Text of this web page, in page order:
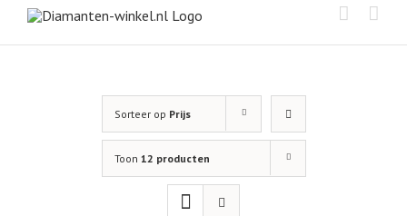
Sorteer op Prijs
Toon 12 producten